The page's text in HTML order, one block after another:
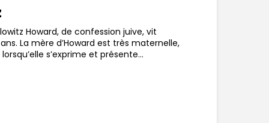
Howard, de confession juive, vit
La mère d’Howard est très maternelle,
s’exprime et présente...